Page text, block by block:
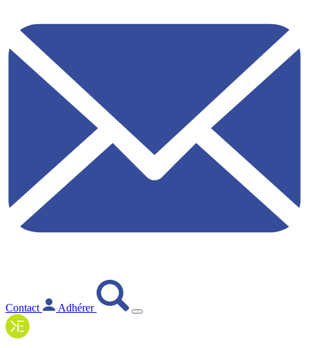
Contact Adhérer